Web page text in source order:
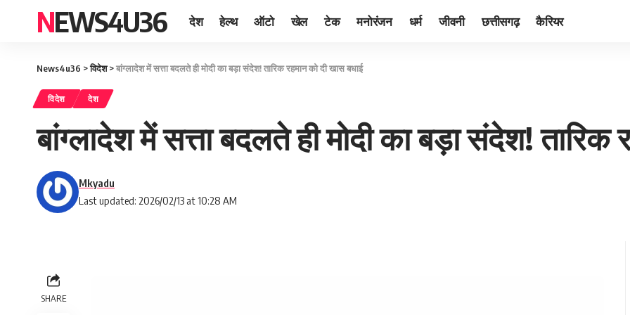
NEWS4U36 देश हेल्थ ऑटो खेल टेक मनोरंजन धर्म जीवनी छत्तीसगढ़ कैरियर
News4u36 >विदेश>बांग्लादेश में सत्ता बदलते ही मोदी का बड़ा संदेश! तारिक रहमान को दी खास बधाई
विदेश देश
बांग्लादेश में सत्ता बदलते ही मोदी का बड़ा संदेश! तारिक
Last updated: 2026/02/13 at 10:28 AM
Mkyadu
SHARE